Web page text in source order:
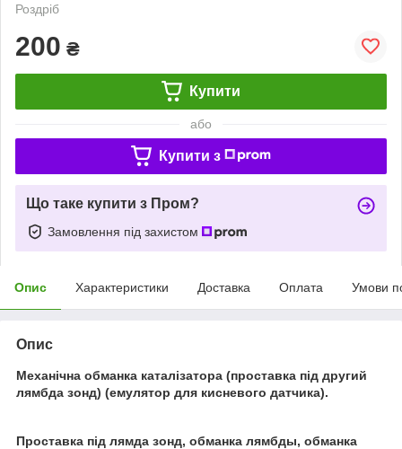
Роздріб
200 ₴
Купити
або
Купити з
Що таке купити з Пром?
Замовлення під захистом
Опис Характеристики Доставка Оплата Умови
Опис
Механічна обманка каталізатора (проставка під другий
лямбда зонд) (емулятор для кисневого датчика).
Проставка під лямда зонд, обманка лямбды, обманка